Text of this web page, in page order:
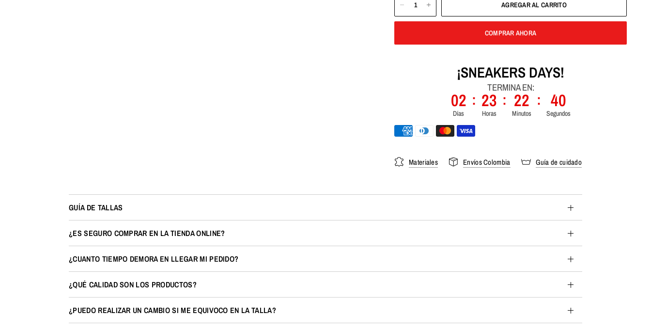
AGREGAR AL CARRITO
COMPRAR AHORA
¡SNEAKERS DAYS!
TERMINA EN:
02
Días
: 23
Horas
: 22
Minutos
: 39
Segundos
Materiales Envíos Colombia Guía de cuidado
GUÍA DE TALLAS
¿ES SEGURO COMPRAR EN LA TIENDA ONLINE?
¿CUANTO TIEMPO DEMORA EN LLEGAR MI PEDIDO?
¿QUÉ CALIDAD SON LOS PRODUCTOS?
¿PUEDO REALIZAR UN CAMBIO SI ME EQUIVOCO EN LA TALLA?